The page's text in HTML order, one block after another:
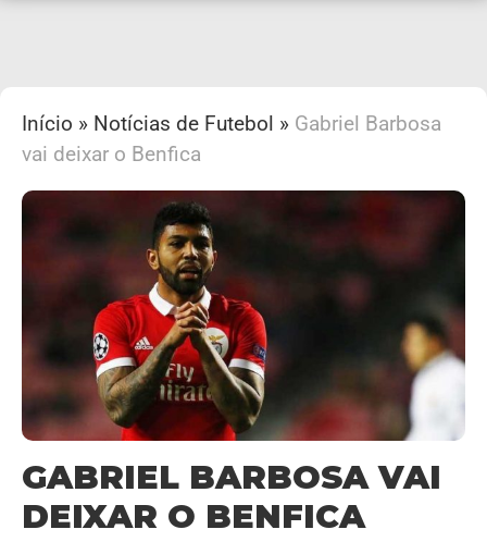
Início » Notícias de Futebol » Gabriel Barbosa
vai deixar o Benfica
GABRIEL BARBOSA VAI
DEIXAR O BENFICA